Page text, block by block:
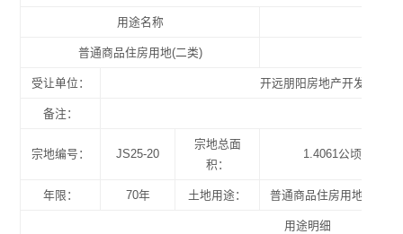
用途名称
普通商品住房用地(二类)
受让单位： 开远朋阳房地产开发经营
备注：
宗地编号： JS25-20
宗地总面
积：
1.4061公顷
年限： 70年 土地用途： 普通商品住房用地(二类)
用途明细